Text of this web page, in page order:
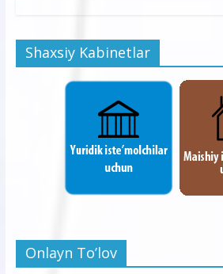
Shaxsiy Kabinetlar
Onlayn To’lov